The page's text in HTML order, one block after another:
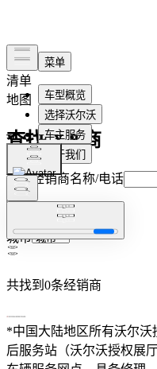
清单
地图
查找经销商
输入经销商名称/电话
城市
共找到 0条经销商
*中国大陆地区所有沃尔
后服务站（沃尔沃授权展